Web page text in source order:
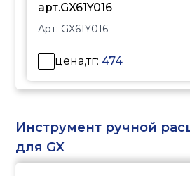
арт.GX61Y016
Арт: GX61Y016
цена,тг: 474
Инструмент ручной
для GX